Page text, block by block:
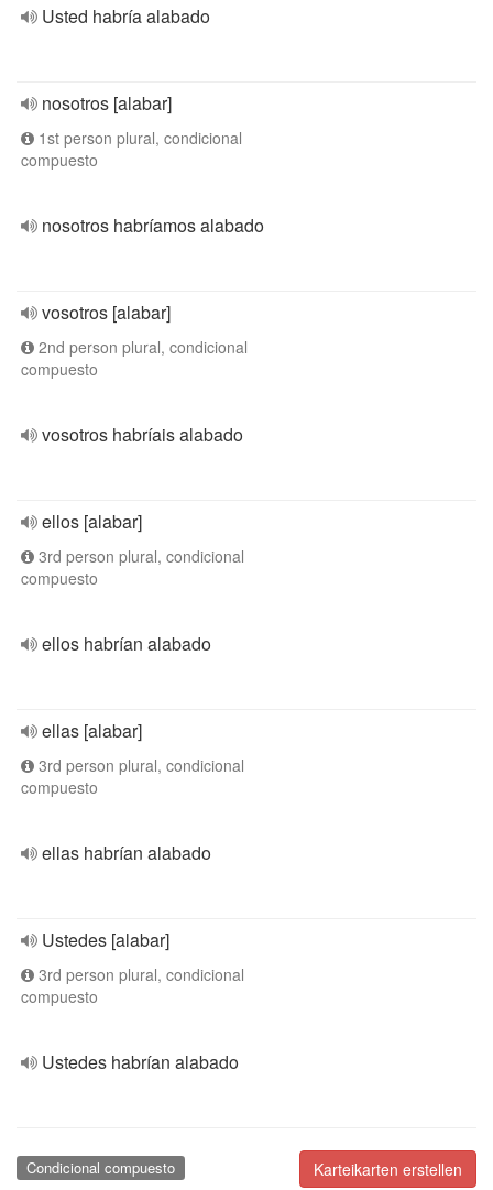
Usted habría alabado
nosotros [alabar]
1st person plural, condicional
compuesto
nosotros habríamos alabado
vosotros [alabar]
2nd person plural, condicional
compuesto
vosotros habríais alabado
ellos [alabar]
3rd person plural, condicional
compuesto
ellos habrían alabado
ellas [alabar]
3rd person plural, condicional
compuesto
ellas habrían alabado
Ustedes [alabar]
3rd person plural, condicional
compuesto
Ustedes habrían alabado
Karteikarten erstellen
Condicional compuesto